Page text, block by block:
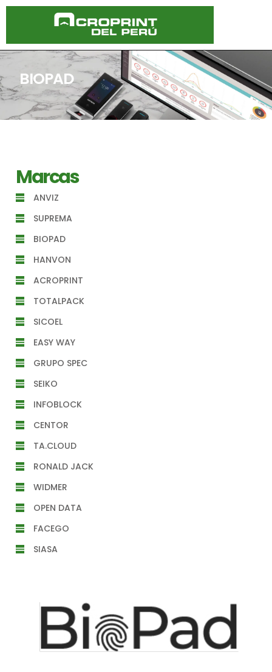
BIOPAD
Marcas
ANVIZ
SUPREMA
BIOPAD
HANVON
ACROPRINT
TOTALPACK
SICOEL
EASY WAY
GRUPO SPEC
SEIKO
INFOBLOCK
CENTOR
TA.CLOUD
RONALD JACK
WIDMER
OPEN DATA
FACEGO
SIASA